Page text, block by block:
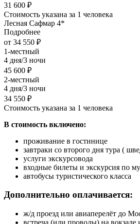
31 600 ₽
Стоимость указана за 1 человека
Лесная Сафмар 4*
Подробнее
от 34 550 ₽
1-местный
4 дня/3 ночи
45 600 ₽
2-местный
4 дня/3 ночи
34 550 ₽
Стоимость указана за 1 человека
В стоимость включено:
проживание в гостинице
завтраки со второго дня тура (
услуги экскурсовода
входные билеты и экскурсия по
автобусы туристического класса
Дополнительно оплачивается:
ж/д проезд или авиаперелёт до
встреча (или проводы) на вокзале